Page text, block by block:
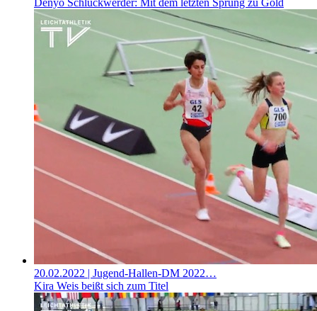
Denyo Schluckwerder: Mit dem letzten Sprung zu Gold
20.02.2022 | Jugend-Hallen-DM 2022…
Kira Weis beißt sich zum Titel